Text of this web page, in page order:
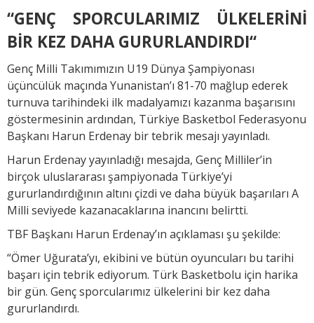
“GENÇ SPORCULARIMIZ ÜLKELERİNİ
BİR KEZ DAHA GURURLANDIRDI“
Genç Milli Takımımızın U19 Dünya Şampiyonası
üçüncülük maçında Yunanistan’ı 81-70 mağlup ederek
turnuva tarihindeki ilk madalyamızı kazanma başarısını
göstermesinin ardından, Türkiye Basketbol Federasyonu
Başkanı Harun Erdenay bir tebrik mesajı yayınladı.
Harun Erdenay yayınladığı mesajda, Genç Milliler’in
birçok uluslararası şampiyonada Türkiye’yi
gururlandırdığının altını çizdi ve daha büyük başarıları A
Milli seviyede kazanacaklarına inancını belirtti.
TBF Başkanı Harun Erdenay’ın açıklaması şu şekilde:
“Ömer Uğurata’yı, ekibini ve bütün oyuncuları bu tarihi
başarı için tebrik ediyorum. Türk Basketbolu için harika
bir gün. Genç sporcularımız ülkelerini bir kez daha
gururlandırdı.